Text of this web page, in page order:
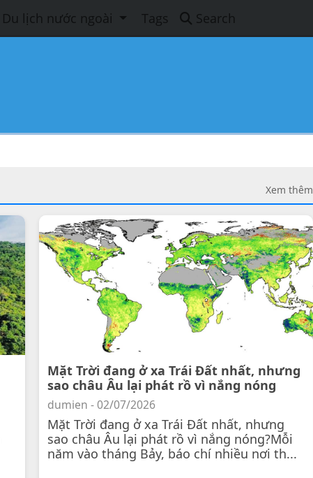
Du lịch nước ngoài Tags Search
Xem thêm
Mặt Trời đang ở xa Trái Đất nhất, nhưng
sao châu Âu lại phát rồ vì nắng nóng
dumien - 02/07/2026
Mặt Trời đang ở xa Trái Đất nhất, nhưng
sao châu Âu lại phát rồ vì nắng nóng?Mỗi
năm vào tháng Bảy, báo chí nhiều nơi th...